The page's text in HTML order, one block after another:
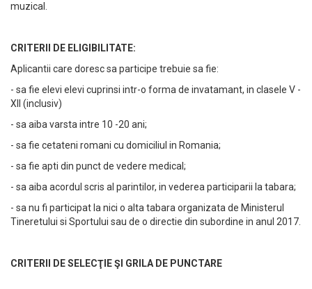
muzical.
CRITERII DE ELIGIBILITATE:
Aplicantii care doresc sa participe trebuie sa fie:
- sa fie elevi elevi cuprinsi intr-o forma de invatamant, in clasele V -
XII (inclusiv)
- sa aiba varsta intre 10 -20 ani;
- sa fie cetateni romani cu domiciliul in Romania;
- sa fie apti din punct de vedere medical;
- sa aiba acordul scris al parintilor, in vederea participarii la tabara;
- sa nu fi participat la nici o alta tabara organizata de Ministerul
Tineretului si Sportului sau de o directie din subordine in anul 2017.
CRITERII DE SELECŢIE Ş I GRILA DE PUNCTARE